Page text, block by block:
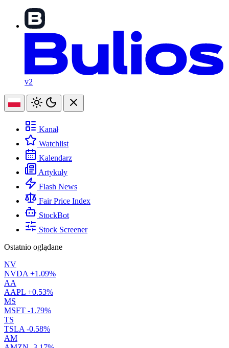
v2
Kanał
Watchlist
Kalendarz
Artykuły
Flash News
Fair Price Index
StockBot
Stock Screener
Ostatnio oglądane
NV
NVDA +1.09%
AA
AAPL +0.53%
MS
MSFT -1.79%
TS
TSLA -0.58%
AM